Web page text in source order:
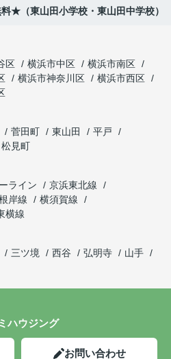
★（東山田小学校・東山田中学校）
区 横浜市中区
横浜市南区
横浜市神奈川区
横浜市西区
菅田町 東山田
平戸
松見町
ライン
京浜東北線
岸線
横須賀線
横線
三ツ境 西谷 弘明寺
山手
ハウジング
お問い合わせ